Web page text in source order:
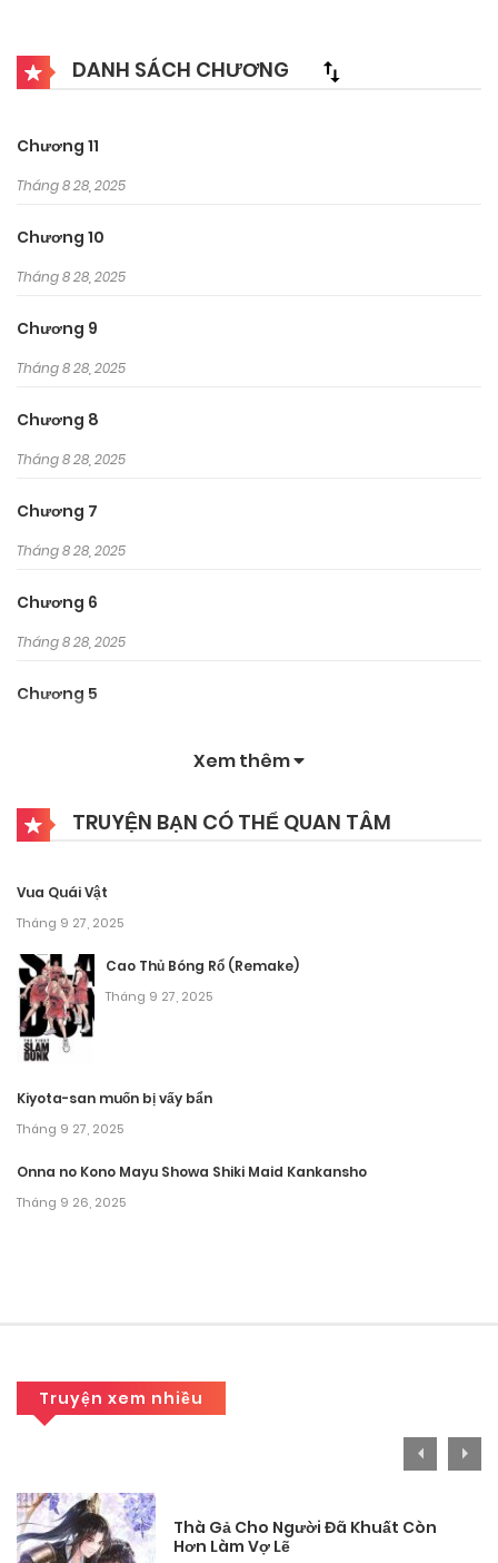
DANH SÁCH CHƯƠNG
Chương 11
Tháng 8 28, 2025
Chương 10
Tháng 8 28, 2025
Chương 9
Tháng 8 28, 2025
Chương 8
Tháng 8 28, 2025
Chương 7
Tháng 8 28, 2025
Chương 6
Tháng 8 28, 2025
Chương 5
Tháng 8 28, 2025
Tháng 8 28, 2025
Chương 2
Tháng 8 28, 2025
Chương 1
Tháng 8 28, 2025
Xem thêm
TRUYỆN BẠN CÓ THỂ QUAN TÂM
Vua Quái Vật
Tháng 9 27, 2025
Cao Thủ Bóng Rổ (Remake)
Tháng 9 27, 2025
Kiyota-san muốn bị vấy bẩn
Tháng 9 27, 2025
Onna no Kono Mayu Showa Shiki Maid Kankansho
Tháng 9 26, 2025
Truyện xem nhiều
Thà Gả Cho Người Đã Khuất Còn
Hơn Làm Vợ Lẽ